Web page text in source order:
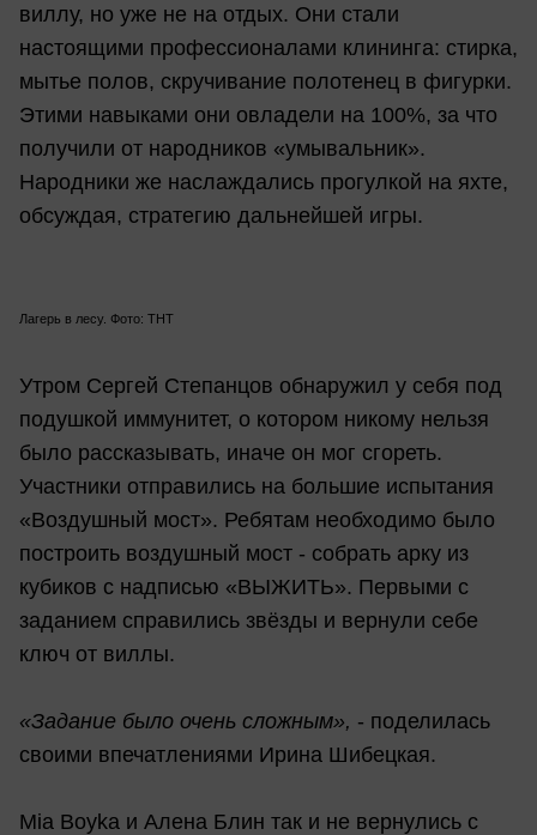
виллу, но уже не на отдых. Они стали
настоящими профессионалами клининга: стирка,
мытье полов, скручивание полотенец в фигурки.
Этими навыками они овладели на 100%, за что
получили от народников «умывальник».
Народники же наслаждались прогулкой на яхте,
обсуждая, стратегию дальнейшей игры.
Лагерь в лесу. Фото: ТНТ
Утром Сергей Степанцов обнаружил у себя под
подушкой иммунитет, о котором никому нельзя
было рассказывать, иначе он мог сгореть.
Участники отправились на большие испытания
«Воздушный мост». Ребятам необходимо было
построить воздушный мост - собрать арку из
кубиков с надписью «ВЫЖИТЬ». Первыми с
заданием справились звёзды и вернули себе
ключ от виллы.
«Задание было очень сложным», - поделилась
своими впечатлениями Ирина Шибецкая.
Mia Boyka и Алена Блин так и не вернулись с